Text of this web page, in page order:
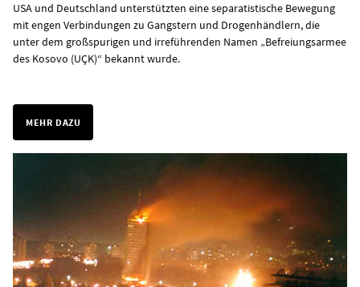
USA und Deutschland unterstützten eine separatistische Bewegung
mit engen Verbindungen zu Gangstern und Drogenhändlern, die
unter dem großspurigen und irreführenden Namen „Befreiungsarmee
des Kosovo (UÇK)“ bekannt wurde.
MEHR DAZU